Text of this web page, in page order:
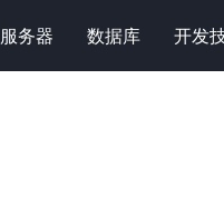
服务器 数据库 开发